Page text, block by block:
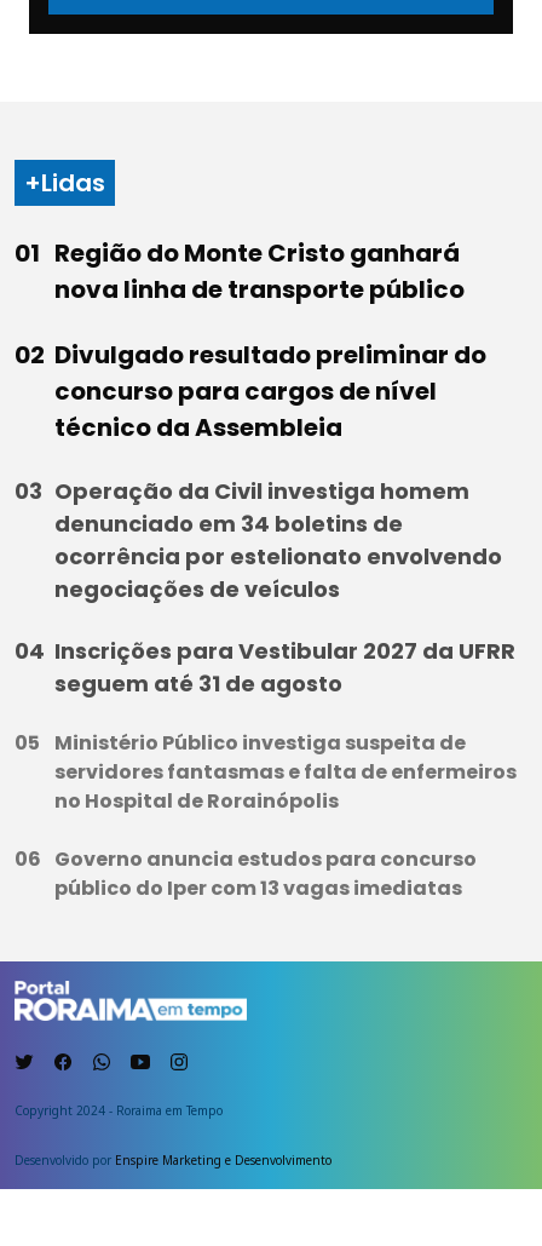
+Lidas
Região do Monte Cristo ganhará
nova linha de transporte público
Divulgado resultado preliminar do
concurso para cargos de nível
técnico da Assembleia
Operação da Civil investiga homem
denunciado em 34 boletins de
ocorrência por estelionato envolvendo
negociações de veículos
Inscrições para Vestibular 2027 da UFRR
seguem até 31 de agosto
Ministério Público investiga suspeita de
servidores fantasmas e falta de enfermeiros
no Hospital de Rorainópolis
Governo anuncia estudos para concurso
público do Iper com 13 vagas imediatas
Copyright 2024 - Roraima em Tempo
Desenvolvido por Enspire Marketing e Desenvolvimento